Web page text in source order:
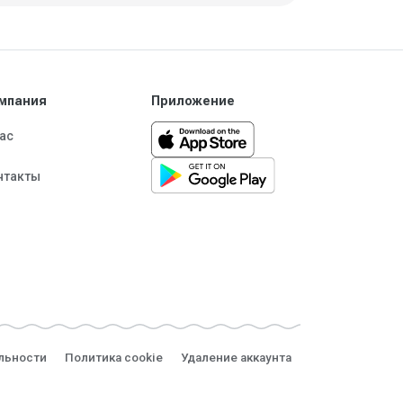
Приложение
Политика cookie Удаление аккаунта